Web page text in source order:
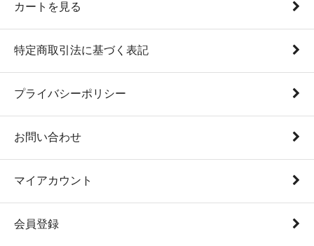
カートを見る
特定商取引法に基づく表記
プライバシーポリシー
お問い合わせ
マイアカウント
会員登録